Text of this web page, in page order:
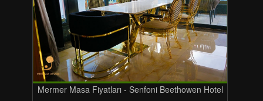
Mermer Masa Fiyatları - Senfoni Beethowen Hotel